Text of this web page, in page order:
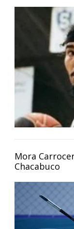
Mora
Chacabuco